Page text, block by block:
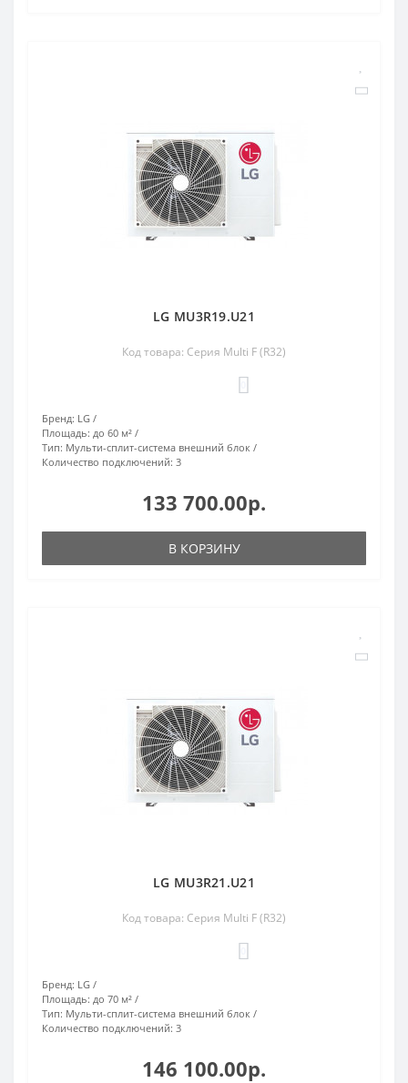
LG MU3R19.U21
Код товара: Серия Multi F (R32)
Бренд: LG
Площадь: до 60 м²
Тип: Мульти-сплит-система внешний блок
Количество подключений: 3
133 700.00р.
В КОРЗИНУ
LG MU3R21.U21
Код товара: Серия Multi F (R32)
Бренд: LG
Площадь: до 70 м²
Тип: Мульти-сплит-система внешний блок
Количество подключений: 3
146 100.00р.